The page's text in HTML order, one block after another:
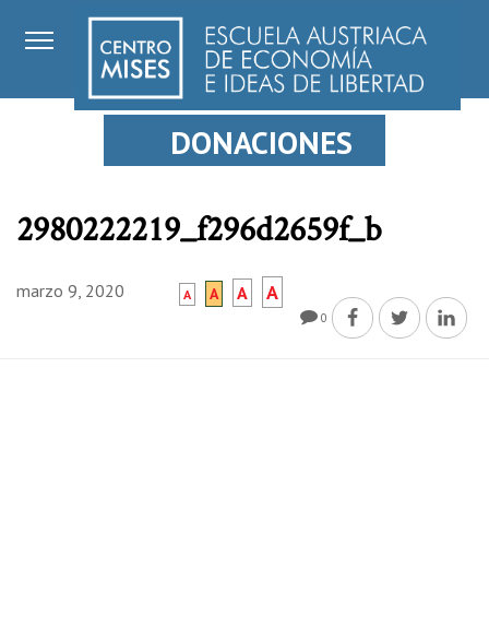
DONACIONES
2980222219_f296d2659f_b
marzo 9, 2020 A A A A
0